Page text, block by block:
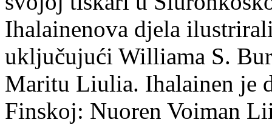
Ihalainenova djela
uključujući Williama S.
Maritu Liulia. Ihalainen je
Finskoj: Nuoren Voiman